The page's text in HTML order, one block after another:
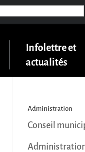
Infolettre et
actualités
Administration
Conseil